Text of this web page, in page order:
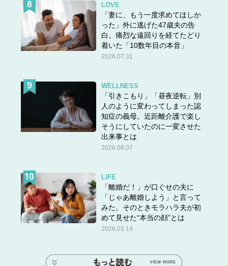
LOVE
「妻に、もう一度求めてほしか
った」外に逃げた47歳夫の告
白。痛烈な遠回りを経てたどり
着いた「10数年目の本音」
2026.07.31
WELLNESS
「引きこもり」「昼夜逆転」別
人のように変わってしまった認
知症の義母。近距離介護で楽し
そうにしていたのに一変させた
出来事とは
2026.08.07
LIFE
「離婚だ！」が口ぐせの夫に
「じゃあ離婚しよう」と言って
みた。そのときモラハラ夫が初
めて見せた“本当の顔”とは
2026.03.14